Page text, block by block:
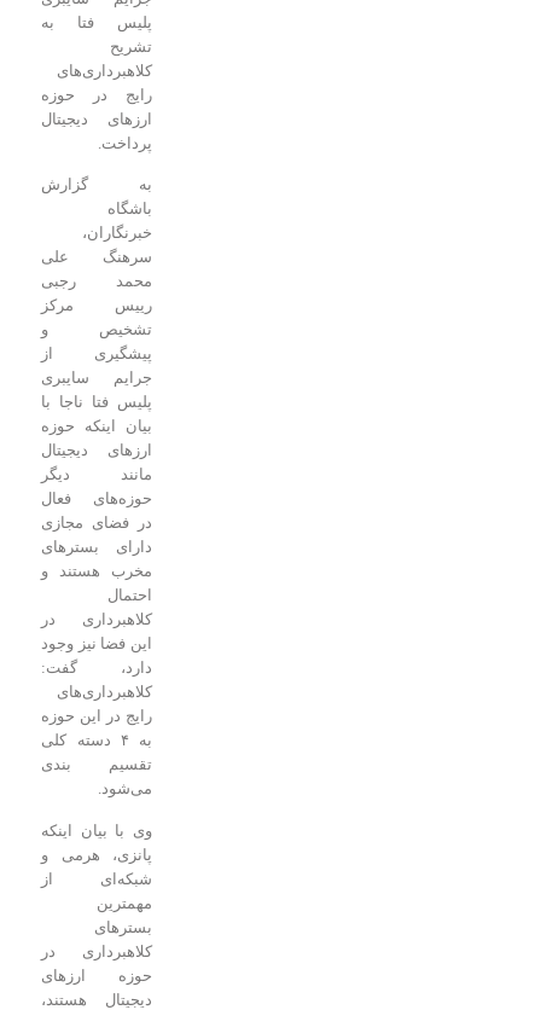
پلیس فتا به
کلاهبرداری‌های
رایج در حوزه
ارز‌های دیجیتال
به گزارش
خبرنگاران،
سرهنگ علی
محمد رجبی
رییس مرکز
تشخیص و
پیشگیری از
جرایم سایبری
پلیس فتا ناجا با
بیان اینکه حوزه
ارز‌های دیجیتال
مانند دیگر
حوزه‌های فعال
در فضای مجازی
دارای بستر‌های
مخرب هستند و
کلاهبرداری در
این فضا نیز وجود
دارد، گفت:
کلاهبرداری‌های
رایج در این حوزه
به ۴ دسته کلی
تقسیم بندی
وی با بیان اینکه
پانزی، هرمی و
شبکه‌ای از
کلاهبرداری در
حوزه ارز‌های
دیجیتال هستند،